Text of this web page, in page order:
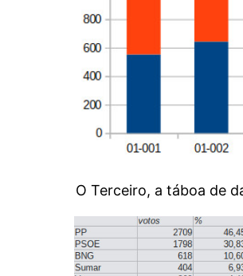
O Terceiro, a táboa de